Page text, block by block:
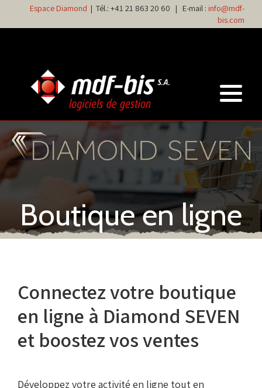
Espace Diamond | Tél.: +41 21 863 20 60 | E-mail : info@mdf-
bis.com
Boutique en ligne
Connectez votre boutique
en ligne à Diamond SEVEN
et boostez vos ventes
Développez votre activité en ligne tout en